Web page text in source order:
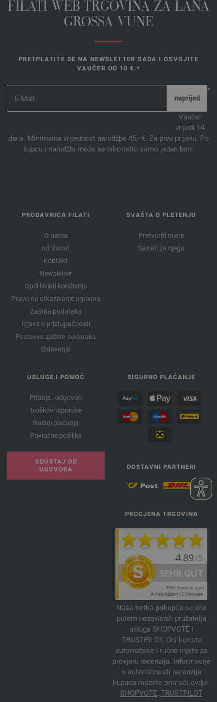
FILATI WEB TRGOVINA ZA LANA
GROSSA VUNE
PRETPLATITE SE NA NEWSLETTER SADA I OSVOJITE
VAUČER OD 10 €.*
*
Vaučer
vrijedi 14
dana. Minimalna vrijednost narudžbe 45,- €. Za prvu prijavu. Po
kupcu i narudžbi može se iskoristiti samo jedan bon.
PRODAVNICA FILATI
O nama
održivost
Kontakt
Newsletter
Opći Uvjeti korištenja
Pravo na otkazivanje ugovora
Zaštita podataka
Izjava o pristupačnosti
Postavke zaštite podataka
Izdavanje
SVAŠTA O PLETENJU
Pretvoriti mjere
Savjeti za njegu
USLUGE I POMOĆ
Pitanja i odgovori
Troškovi isporuke
Načini plaćanja
Povratne pošiljke
ODUSTAJ OD
UGOVORA
SIGURNO PLAĆANJE
DOSTAVNI PARTNERI
PROCJENA TRGOVINA
Naša tvrtka prikuplja ocjene
putem nezavisnih pružatelja
usluga SHOPVOTE i
TRUSTPILOT. Oni koriste
automatske i ručne mjere za
provjeru recenzija. Informacije
o autentičnosti recenzija
kupaca možete pronaći ovdje:
SHOPVOTE, TRUSTPILOT